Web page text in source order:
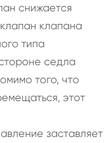
снижается
клапана
типа
седла
того, что
этот
заставляет